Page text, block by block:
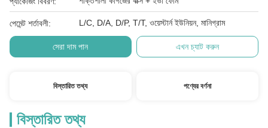
পেমেন্ট শর্তাবলী: L/C, D/A, D/P, T/T, ওয়েস্টার্ন ইউনিয়ন, মানিগ্রাম
সেরা দাম পান এখন চ্যাট করুন
বিস্তারিত তথ্য পণ্যের বর্ণনা
বিস্তারিত তথ্য